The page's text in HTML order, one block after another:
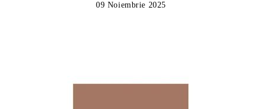
09 Noiembrie 2025